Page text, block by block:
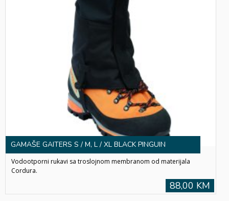
GAMAŠE GAITERS S / M, L / XL BLACK PINGUIN
Vodootporni rukavi sa troslojnom membranom od materijala
Cordura.
88,00 KM